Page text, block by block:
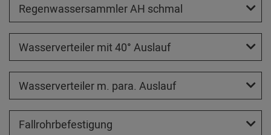
Regenwassersammler AH schmal
Wasserverteiler mit 40° Auslauf
Wasserverteiler m. para. Auslauf
Fallrohrbefestigung